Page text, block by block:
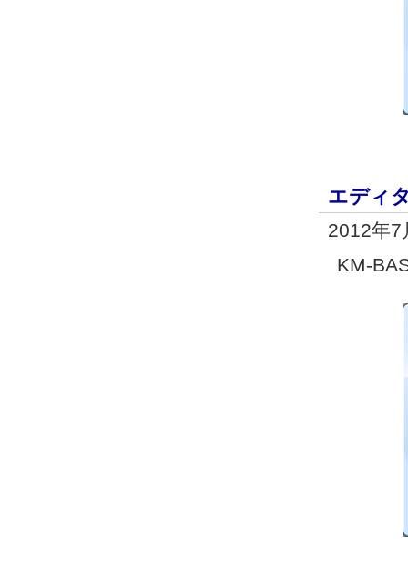
エディ
2012年7
KM-